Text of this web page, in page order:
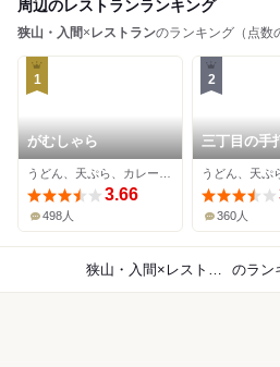
周辺のレストランランキング
狭山・入間× レストランのランキング（点数
1
がむしゃら
3.66
498人
2
三丁目の手
360人
狭山・入間×レストラン のラン